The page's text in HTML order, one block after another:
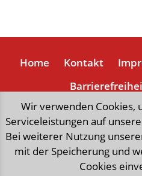
Home Kontakt
„natürlich weniger Mist“,
forciert
zur Schonung
Wir verwenden Cookies,
Serviceleistungen auf
Bei weiterer Nutzung
mit der Speicherung und
Cookies